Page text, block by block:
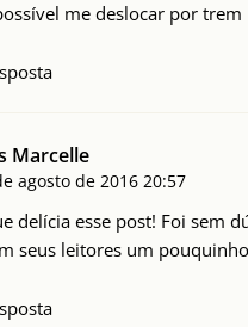
me deslocar por
Marcelle
agosto de 2016 20:57
delícia esse post! Foi sem
seus leitores um